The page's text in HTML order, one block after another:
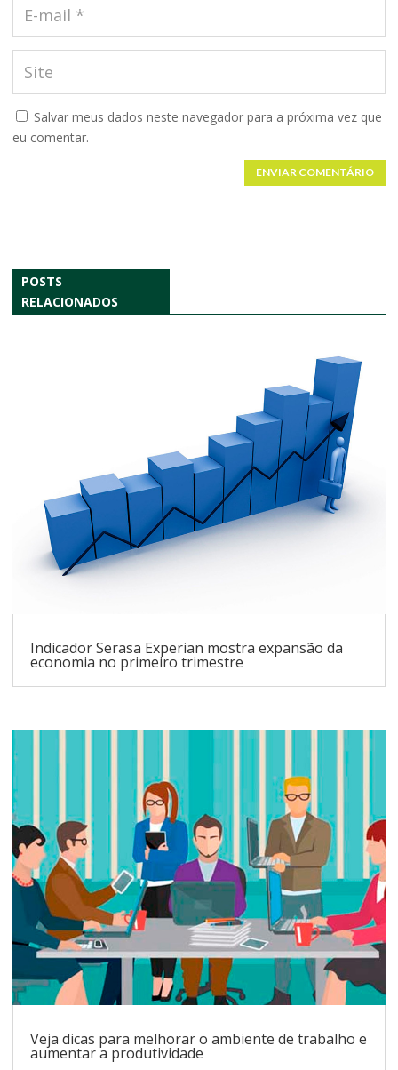
Salvar meus dados neste navegador para a próxima vez que
eu comentar.
ENVIAR COMENTÁRIO
POSTS
RELACIONADOS
Indicador Serasa Experian mostra expansão da
economia no primeiro trimestre
Veja dicas para melhorar o ambiente de trabalho e
aumentar a produtividade